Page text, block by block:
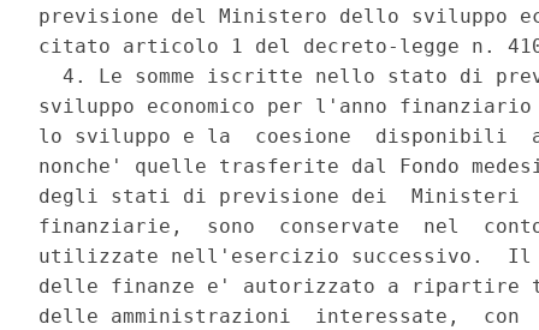
previsione del Ministero dello sviluppo
citato articolo 1 del decreto-legge n.
4. Le somme iscritte nello stato di
sviluppo economico per l'anno
lo sviluppo e la  coesione  disponibili
nonche' quelle trasferite dal Fondo
degli stati di previsione dei  Ministeri
finanziarie,  sono  conservate  nel
utilizzate nell'esercizio successivo.  Il
delle finanze e' autorizzato a ripartire
delle amministrazioni  interessate,  con